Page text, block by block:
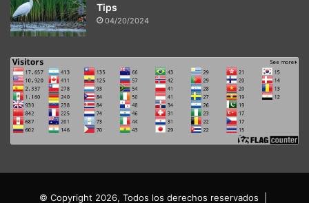
Tips
04/20/2024
© Copyright 2026, Todos los derechos reservados |